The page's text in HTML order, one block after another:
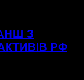
З
РФ